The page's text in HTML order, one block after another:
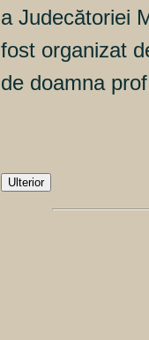
a Judecătoriei
fost organizat
de doamna
Ulterior